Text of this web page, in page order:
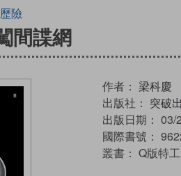
險
間諜網
作者： 梁科慶
出版社： 突破
出版日期： 03/
國際書號：
叢書： Q版特工